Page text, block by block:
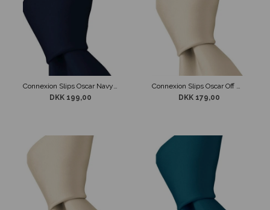
Connexion Slips Oscar Navy Blå 7cm
DKK 199,00
Connexion Slips Oscar Off White 5 cm
DKK 179,00